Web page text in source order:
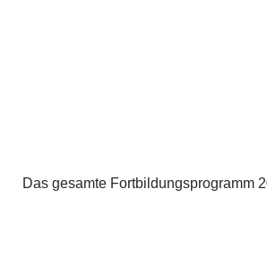
Das gesamte Fortbildungsprogramm